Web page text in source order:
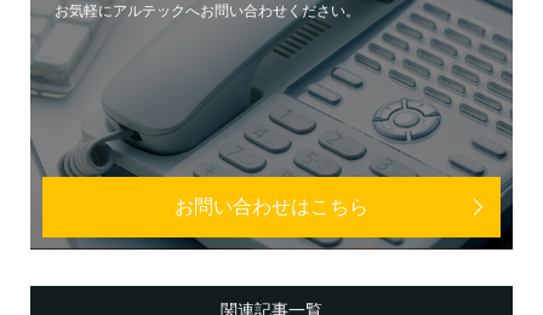
お気軽にアルテックへお問い合わせください。
お問い合わせはこちら
関連記事一覧